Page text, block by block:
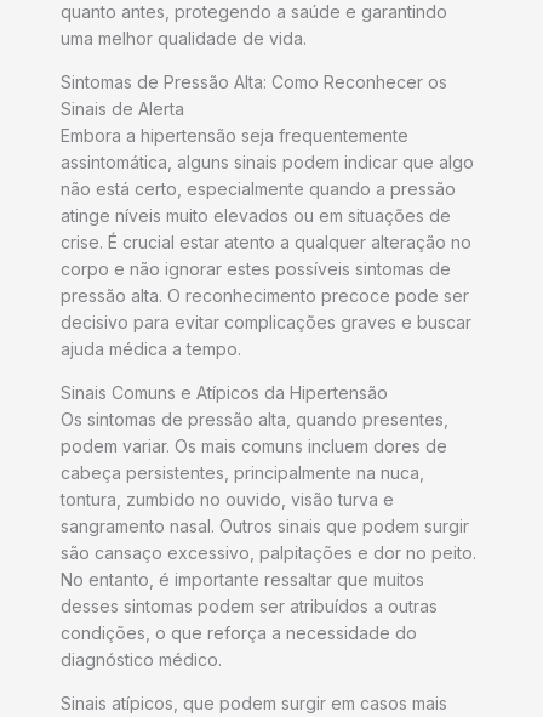
quanto antes, protegendo a saúde e garantindo
uma melhor qualidade de vida.
Sintomas de Pressão Alta: Como Reconhecer os
Sinais de Alerta
Embora a hipertensão seja frequentemente
assintomática, alguns sinais podem indicar que algo
não está certo, especialmente quando a pressão
atinge níveis muito elevados ou em situações de
crise. É crucial estar atento a qualquer alteração no
corpo e não ignorar estes possíveis sintomas de
pressão alta. O reconhecimento precoce pode ser
decisivo para evitar complicações graves e buscar
ajuda médica a tempo.
Sinais Comuns e Atípicos da Hipertensão
Os sintomas de pressão alta, quando presentes,
podem variar. Os mais comuns incluem dores de
cabeça persistentes, principalmente na nuca,
tontura, zumbido no ouvido, visão turva e
sangramento nasal. Outros sinais que podem surgir
são cansaço excessivo, palpitações e dor no peito.
No entanto, é importante ressaltar que muitos
desses sintomas podem ser atribuídos a outras
condições, o que reforça a necessidade do
diagnóstico médico.
Sinais atípicos, que podem surgir em casos mais